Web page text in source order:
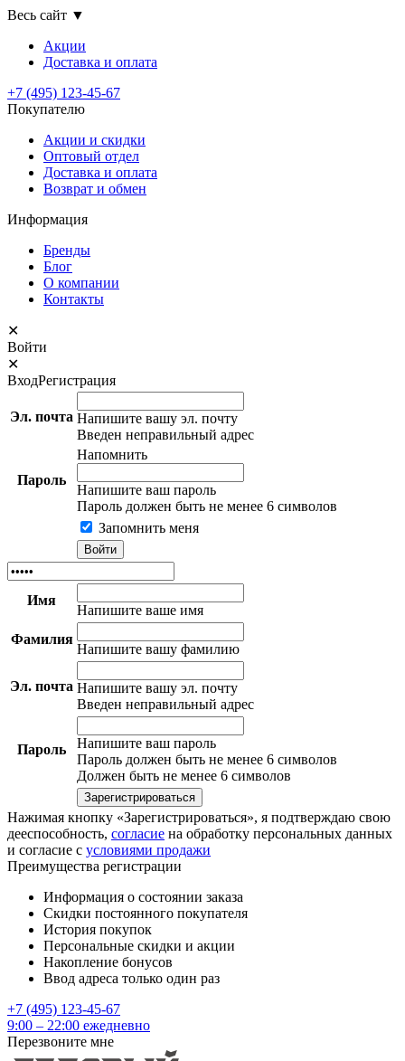
Весь сайт ▼
Акции
Доставка и оплата
+7 (495) 123-45-67
Покупателю
Акции и скидки
Оптовый отдел
Доставка и оплата
Возврат и обмен
Информация
Бренды
Блог
О компании
Контакты
✕
Войти
✕
ВходРегистрация
Эл. почта Напишите вашу эл. почту
Введен неправильный адрес
Пароль
Напомнить
Напишите ваш пароль
Пароль должен быть не менее 6 символов
Запомнить меня
Имя
Напишите ваше имя
Фамилия
Напишите вашу фамилию
Эл. почта Напишите вашу эл. почту
Введен неправильный адрес
Пароль
Напишите ваш пароль
Пароль должен быть не менее 6 символов
Должен быть не менее 6 символов
Нажимая кнопку «Зарегистрироваться», я подтверждаю свою
дееспособность, согласие на обработку персональных данных
и согласие с условиями продажи
Преимущества регистрации
Информация о состоянии заказа
Скидки постоянного покупателя
История покупок
Персональные скидки и акции
Накопление бонусов
Ввод адреса только один раз
+7 (495) 123-45-67
9:00 – 22:00 ежедневно
Перезвоните мне